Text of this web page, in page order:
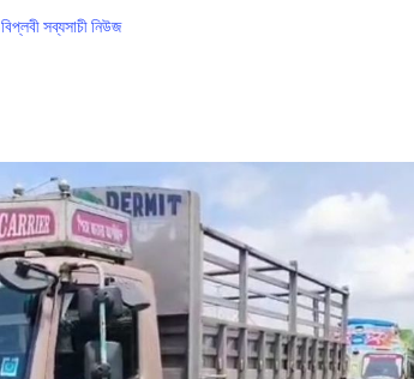
বিপ্লবী সব্যসাচী নিউজ